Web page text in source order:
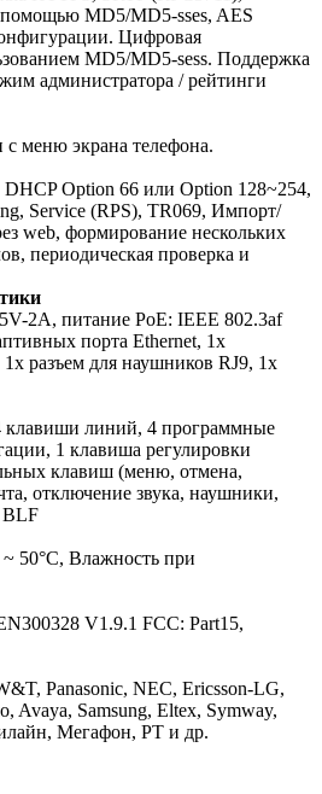
MD5/MD5-sses, AES
Цифровая
MD5/MD5-sess. Поддержка
администратора / рейтинги
с меню экрана телефона.
Option 66 или Option 128~254,
Service (RPS), TR069, Импорт/
web, формирование нескольких
периодическая проверка и
2A, питание PoE: IEEE 802.3af
порта Ethernet, 1x
разъем для наушников RJ9, 1x
клавиши линий, 4 программные
1 клавиша регулировки
клавиш (меню, отмена,
отключение звука, наушники,
BLF
~ 50°C, Влажность при
V1.9.1 FCC: Part15,
Panasonic, NEC, Ericsson-LG,
Avaya, Samsung, Eltex, Symway,
Мегафон, РТ и др.